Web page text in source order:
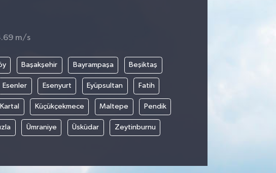
m/s
Başakşehir Bayrampaşa Beşiktaş
Esenler Esenyurt Eyüpsultan Fatih
Kartal Küçükçekmece Maltepe Pendik
Ümraniye Üsküdar Zeytinburnu